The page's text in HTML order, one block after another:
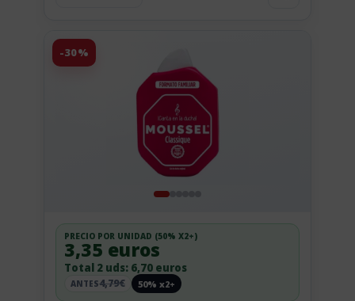
-30%
PRECIO POR UNIDAD (50% X2+)
3,35 euros
Total 2 uds: 6,70 euros
ANTES4,79€ 50% x2+